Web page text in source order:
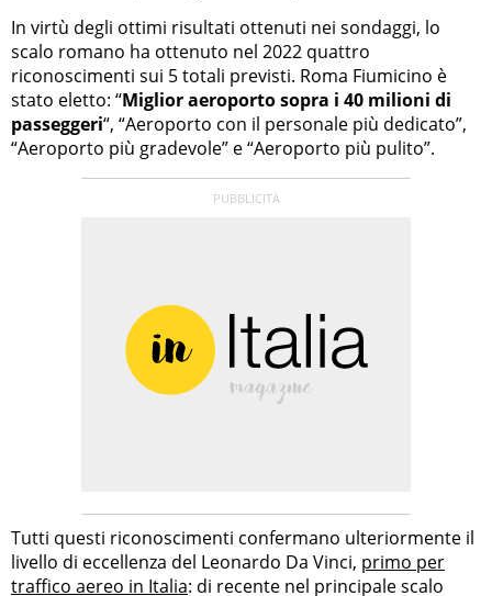
In virtù degli ottimi risultati ottenuti nei sondaggi, lo
scalo romano ha ottenuto nel 2022 quattro
riconoscimenti sui 5 totali previsti. Roma Fiumicino è
stato eletto: “Miglior aeroporto sopra i 40 milioni di
passeggeri“, “Aeroporto con il personale più dedicato”,
“Aeroporto più gradevole” e “Aeroporto più pulito”.
Tutti questi riconoscimenti confermano ulteriormente il
livello di eccellenza del Leonardo Da Vinci, primo per
traffico aereo in Italia: di recente nel principale scalo